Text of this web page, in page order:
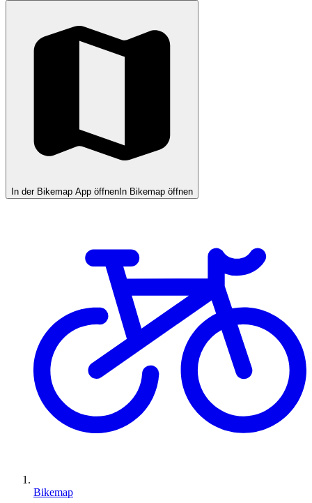
In der Bikemap App öffnen In Bikemap öffnen
Bikemap